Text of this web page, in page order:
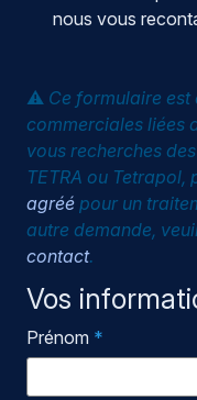
nous vous
⚠️ Ce formulaire est
commerciales liées
vous recherches
TETRA ou Tetrapol,
agréé pour un
autre demande,
contact.
Vos
Prénom *